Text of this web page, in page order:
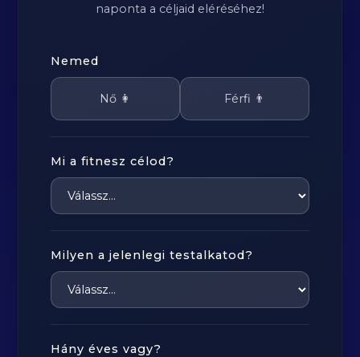
naponta a céljaid eléréséhez!
Nemed
Nő 👩 Férfi 👨
Mi a fitnesz célod?
Milyen a jelenlegi testalkatod?
Hány éves vagy?